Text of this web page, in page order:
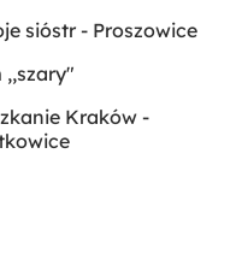
sióstr - Proszowice
,,szary"
Kraków -